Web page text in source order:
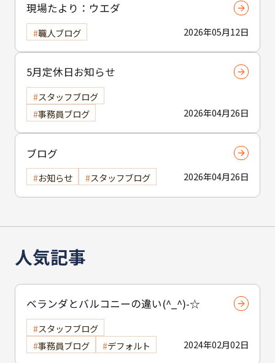
現場たより：ウエダ
2026年05月12日
職人ブログ
5月定休日お知らせ
2026年04月26日
スタッフブログ
事務員ブログ
ブログ
2026年04月26日
お知らせ スタッフブログ
人気記事
ベランダとバルコニーの違い(^_^)-☆
2024年02月02日
スタッフブログ
事務員ブログ
デフォルト